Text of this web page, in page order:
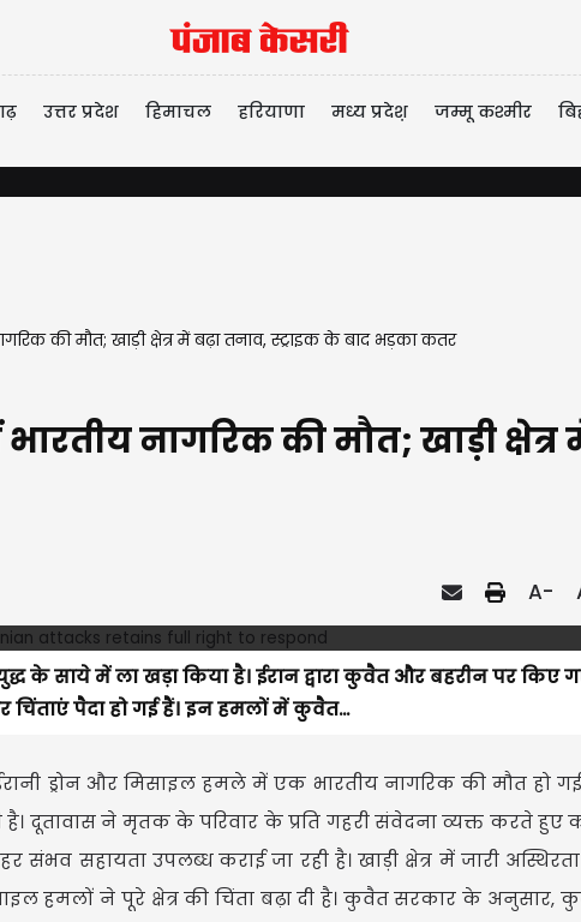
उत्तर प्रदेश हिमाचल हरियाणा मध्य प्रदेश़ जम्मू कश्मीर
की मौत; खाड़ी क्षेत्र में बढ़ा तनाव, स्ट्राइक के बाद भड़का कतर
नागरिक की मौत; खाड़ी क्षेत्र
A-
के साये में ला खड़ा किया है। ईरान द्वारा कुवैत और बहरीन पर किए
चिंताएं पैदा हो गई हैं। इन हमलों में कुवैत...
ड्रोन और मिसाइल हमले में एक भारतीय नागरिक की मौत हो
दूतावास ने मृतक के परिवार के प्रति गहरी संवेदना व्यक्त करते हुए
सहायता उपलब्ध कराई जा रही है। खाड़ी क्षेत्र में जारी
हमलों ने पूरे क्षेत्र की चिंता बढ़ा दी है। कुवैत सरकार के अनुसार,